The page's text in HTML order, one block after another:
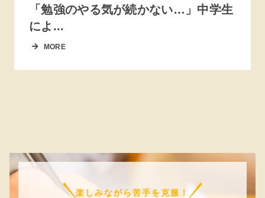
「勉強のやる気が続かない…」中学生
によ...
MORE
楽しみながら苦手を克服！